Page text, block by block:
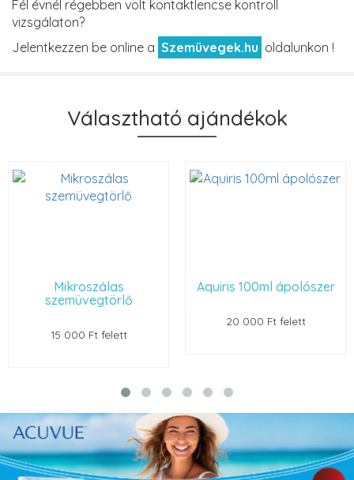
Fél évnél régebben volt kontaktlencse kontroll
vizsgálaton?
Jelentkezzen be online a Szemüvegek.hu oldalunkon !
Választható ajándékok
Aquiris 100ml ápolószer
22 000 Ft